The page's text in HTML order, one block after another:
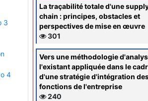
3
4
La traçabilité totale d'une
chain : principes, obstacles et
perspectives de mise en œuvre
301
Vers une méthodologie
l'existant appliquée dans le
d'une stratégie d'intégration
fonctions de l'entreprise
240